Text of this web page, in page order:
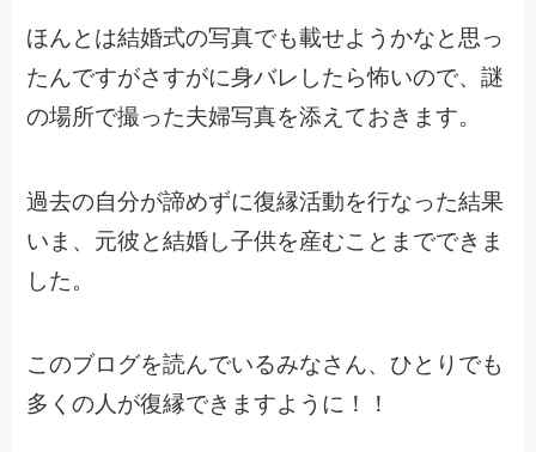
ほんとは結婚式の写真でも載せようかなと思っ
たんですがさすがに身バレしたら怖いので、謎
の場所で撮った夫婦写真を添えておきます。
過去の自分が諦めずに復縁活動を行なった結果
いま、元彼と結婚し子供を産むことまでできま
した。
このブログを読んでいるみなさん、ひとりでも
多くの人が復縁できますように！！